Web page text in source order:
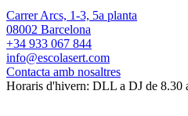
Carrer Arcs, 1-3, 5a planta
08002 Barcelona
+34 933 067 844
info@escolasert.com
Contacta amb nosaltres
Horaris d'hivern: DLL a DJ de 8.30